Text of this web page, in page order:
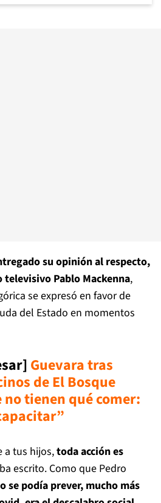
su opinión al respecto,
Pablo Mackenna,
se expresó en favor de
del Estado en momentos
Guevara tras
de El Bosque
tienen qué comer:
a tus hijos,toda acción es
escrito. Como que Pedro
se podía prever, mucho más